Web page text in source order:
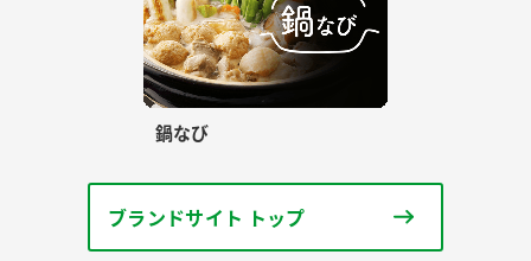
鍋なび
ブランドサイト トップ